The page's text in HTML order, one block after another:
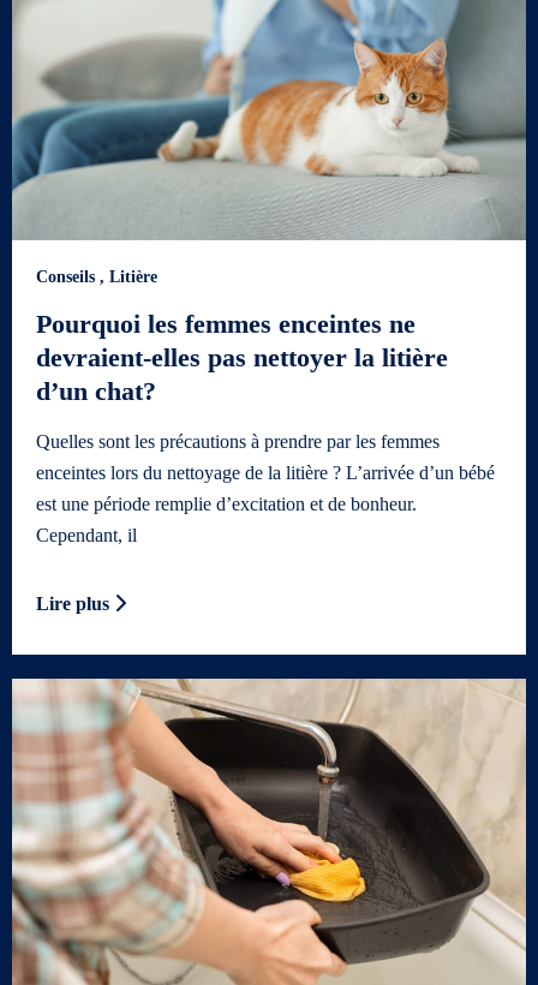
Conseils , Litière
Pourquoi les femmes enceintes ne
devraient-elles pas nettoyer la litière
d’un chat?
Quelles sont les précautions à prendre par les femmes
enceintes lors du nettoyage de la litière ? L’arrivée d’un bébé
est une période remplie d’excitation et de bonheur.
Cependant, il
Lire plus